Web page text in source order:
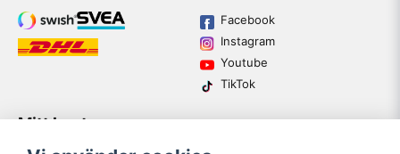
Facebook
Instagram
Youtube
TikTok
Mitt konto